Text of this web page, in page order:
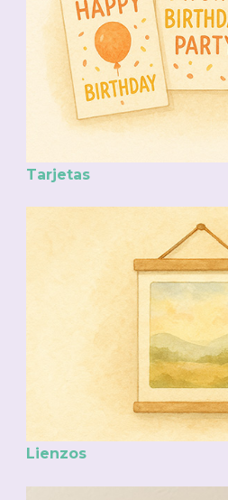
Tarjetas
Lienzos